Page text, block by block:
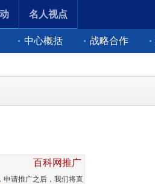
中心概括 战略合作
名人视点
百科网推广
申请推广之后，我们将直